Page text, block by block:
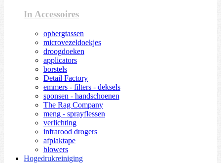
In Accessoires
opbergtassen
microvezeldoekjes
droogdoeken
applicators
borstels
Detail Factory
emmers - filters - deksels
sponsen - handschoenen
The Rag Company
meng - sprayflessen
verlichting
infrarood drogers
afplaktape
blowers
Hogedrukreiniging